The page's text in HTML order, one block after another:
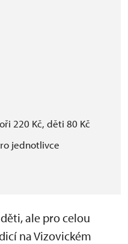
220 Kč, děti 80 Kč
jednotlivce
ale pro celou
na Vizovickém